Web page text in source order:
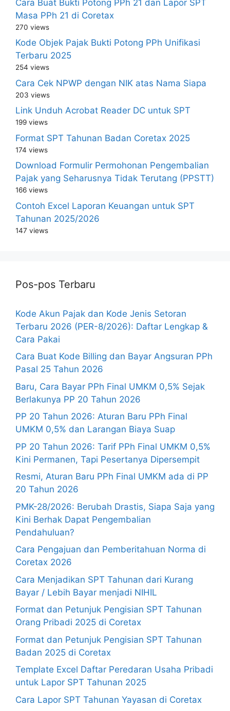
Cara Buat Bukti Potong PPh 21 dan Lapor SPT
Masa PPh 21 di Coretax
270 views
Kode Objek Pajak Bukti Potong PPh Unifikasi
Terbaru 2025
254 views
Cara Cek NPWP dengan NIK atas Nama Siapa
203 views
Link Unduh Acrobat Reader DC untuk SPT
199 views
Format SPT Tahunan Badan Coretax 2025
174 views
Download Formulir Permohonan Pengembalian
Pajak yang Seharusnya Tidak Terutang (PPSTT)
166 views
Contoh Excel Laporan Keuangan untuk SPT
Tahunan 2025/2026
147 views
Pos-pos Terbaru
Kode Akun Pajak dan Kode Jenis Setoran
Terbaru 2026 (PER-8/2026): Daftar Lengkap &
Cara Pakai
Cara Buat Kode Billing dan Bayar Angsuran PPh
Pasal 25 Tahun 2026
Baru, Cara Bayar PPh Final UMKM 0,5% Sejak
Berlakunya PP 20 Tahun 2026
PP 20 Tahun 2026: Aturan Baru PPh Final
UMKM 0,5% dan Larangan Biaya Suap
PP 20 Tahun 2026: Tarif PPh Final UMKM 0,5%
Kini Permanen, Tapi Pesertanya Dipersempit
Resmi, Aturan Baru PPh Final UMKM ada di PP
20 Tahun 2026
PMK-28/2026: Berubah Drastis, Siapa Saja yang
Kini Berhak Dapat Pengembalian
Pendahuluan?
Cara Pengajuan dan Pemberitahuan Norma di
Coretax 2026
Cara Menjadikan SPT Tahunan dari Kurang
Bayar / Lebih Bayar menjadi NIHIL
Format dan Petunjuk Pengisian SPT Tahunan
Orang Pribadi 2025 di Coretax
Format dan Petunjuk Pengisian SPT Tahunan
Badan 2025 di Coretax
Template Excel Daftar Peredaran Usaha Pribadi
untuk Lapor SPT Tahunan 2025
Cara Lapor SPT Tahunan Yayasan di Coretax